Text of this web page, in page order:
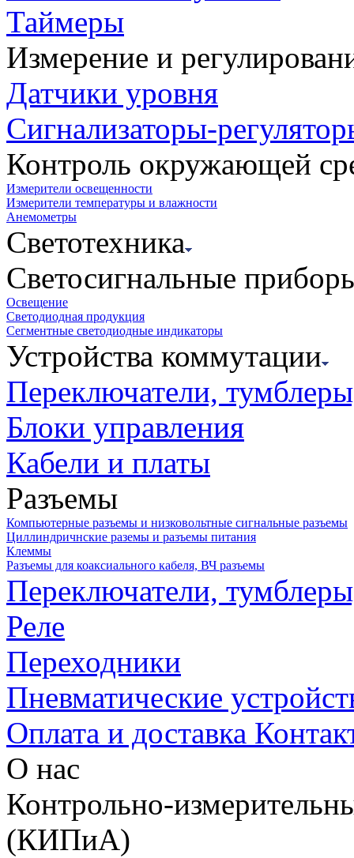
Таймеры
Измерение и
Датчики уровня
Сигнализаторы-
Контроль окружающей
Измерители освещенности
Измерители температуры и влажности
Анемометры
Светотехника
Светосигнальные
Освещение
Светодиодная продукция
Сегментные светодиодные индикаторы
Устройства коммутации
Переключатели,
Блоки управления
Кабели и платы
Разъемы
Компьютерные разъемы и низковольтные сигнальные разъемы
Циллиндричнские раземы и разъемы питания
Клеммы
Разъемы для коаксиального кабеля, ВЧ разъемы
Переключатели,
Реле
Переходники
Пневматические
Оплата и доставка
О нас
Контрольно-
(КИПиА)